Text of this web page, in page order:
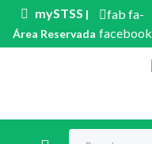
mySTSS |
Área Reservada
fab fa-
facebook